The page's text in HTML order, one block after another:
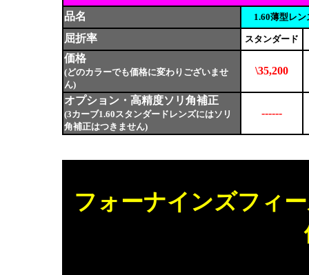
品名 1.60薄型レ
屈折率 スタンダード
価格
(どのカラーでも価格に変わりございませ
ん)
\35,200
オプション・高精度ソリ角補正
(3カーブ1.60スタンダードレンズにはソリ
角補正はつきません)
------
フォーナインズフィ